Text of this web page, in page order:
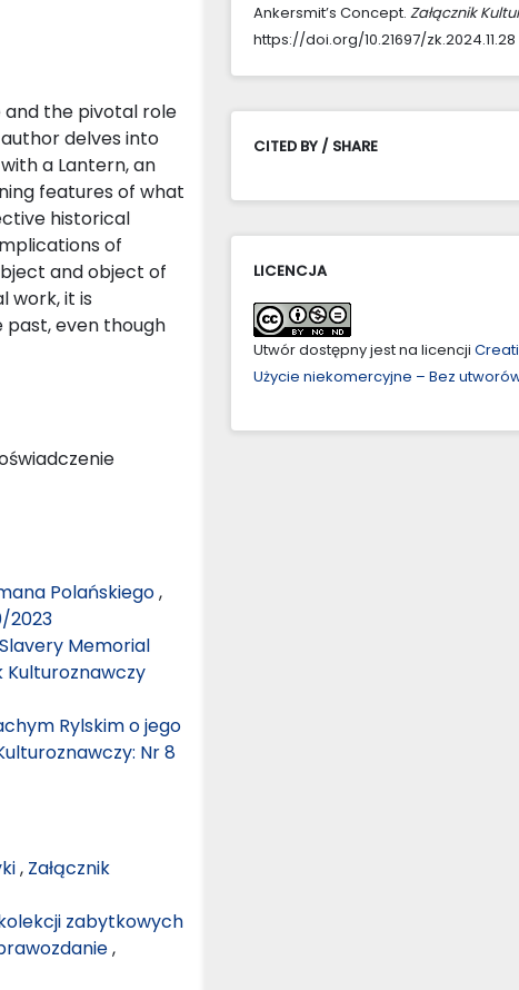
and the pivotal role
delves into
a Lantern, an
features of what
historical
of
and object of
work, it is
even though
Polańskiego,
2023
Memorial
Kulturoznawczy
Rylskim o jego
Nr 8
, Załącznik
zabytkowych
,
Ankersmit’s Concept. Załącznik
https://doi.org/10.21697/zk.2024.11.28
CITED BY / SHARE
LICENCJA
Utwór dostępny jest na licencji
Użycie niekomercyjne – Bez